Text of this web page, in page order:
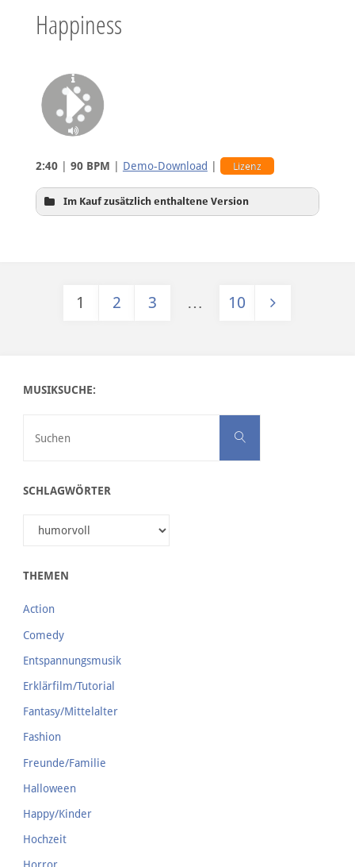
Happiness
2:40| 90 BPM | Demo-Download | Lizenz
Im Kauf zusätzlich enthaltene Version
1 2 3 … 10
MUSIKSUCHE:
Suchen
SCHLAGWÖRTER
THEMEN
Action
Comedy
Entspannungsmusik
Erklärfilm/Tutorial
Fantasy/Mittelalter
Fashion
Freunde/Familie
Halloween
Happy/Kinder
Hochzeit